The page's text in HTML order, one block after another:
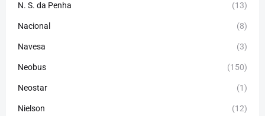
N. S. da Penha (13)
Nacional (8)
Navesa (3)
Neobus (150)
Neostar (1)
Nielson (12)